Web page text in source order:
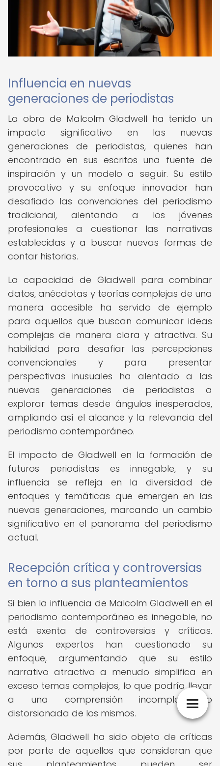
Influencia en nuevas
generaciones de periodistas
La obra de Malcolm Gladwell ha tenido un
impacto significativo en las nuevas
generaciones de periodistas, quienes han
encontrado en sus escritos una fuente de
inspiración y un modelo a seguir. Su estilo
provocativo y su enfoque innovador han
desafiado las convenciones del periodismo
tradicional, alentando a los jóvenes
profesionales a cuestionar las narrativas
establecidas y a buscar nuevas formas de
contar historias.
La capacidad de Gladwell para combinar
datos, anécdotas y teorías complejas de una
manera accesible ha servido de ejemplo
para aquellos que buscan comunicar ideas
complejas de manera clara y atractiva. Su
habilidad para desafiar las percepciones
convencionales y para presentar
perspectivas inusuales ha alentado a las
nuevas generaciones de periodistas a
explorar temas desde ángulos inesperados,
ampliando así el alcance y la relevancia del
periodismo contemporáneo.
El impacto de Gladwell en la formación de
futuros periodistas es innegable, y su
influencia se refleja en la diversidad de
enfoques y temáticas que emergen en las
nuevas generaciones, marcando un cambio
significativo en el panorama del periodismo
actual.
Recepción crítica y controversias
en torno a sus planteamientos
Si bien la influencia de Malcolm Gladwell en el
periodismo contemporáneo es innegable, no
está exenta de controversias y críticas.
Algunos expertos han cuestionado su
enfoque, argumentando que su estilo
narrativo atractivo a menudo simplifica en
exceso temas complejos, lo que podría llevar
a una comprensión incompleta o
distorsionada de los mismos.
Además, Gladwell ha sido objeto de críticas
por parte de aquellos que consideran que